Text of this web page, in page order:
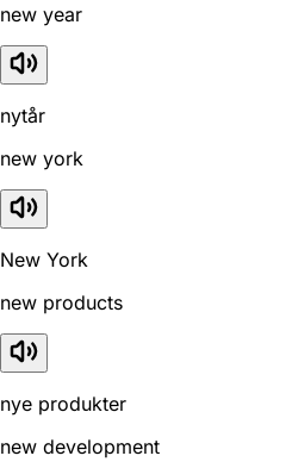
new year
nytår
new york
New York
new products
nye produkter
new development